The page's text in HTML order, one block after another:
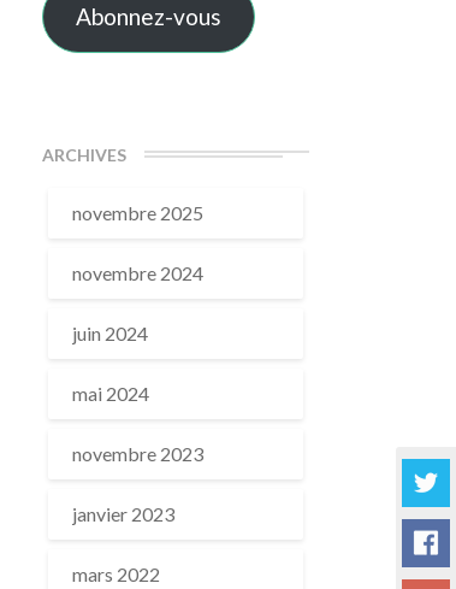
Abonnez-vous
ARCHIVES
novembre 2025
novembre 2024
juin 2024
mai 2024
novembre 2023
janvier 2023
mars 2022